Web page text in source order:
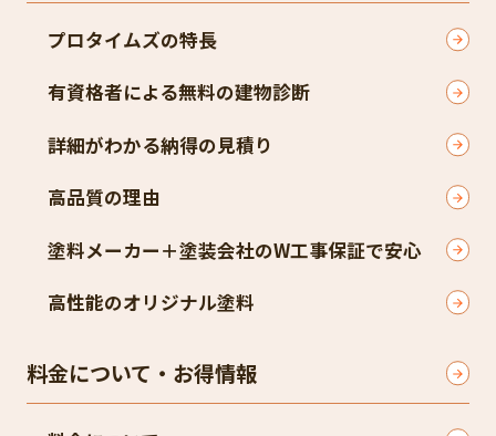
プロタイムズの特長
有資格者による無料の建物診断
詳細がわかる納得の見積り
高品質の理由
塗料メーカー＋塗装会社のW工事保証で安心
高性能のオリジナル塗料
料金について・お得情報